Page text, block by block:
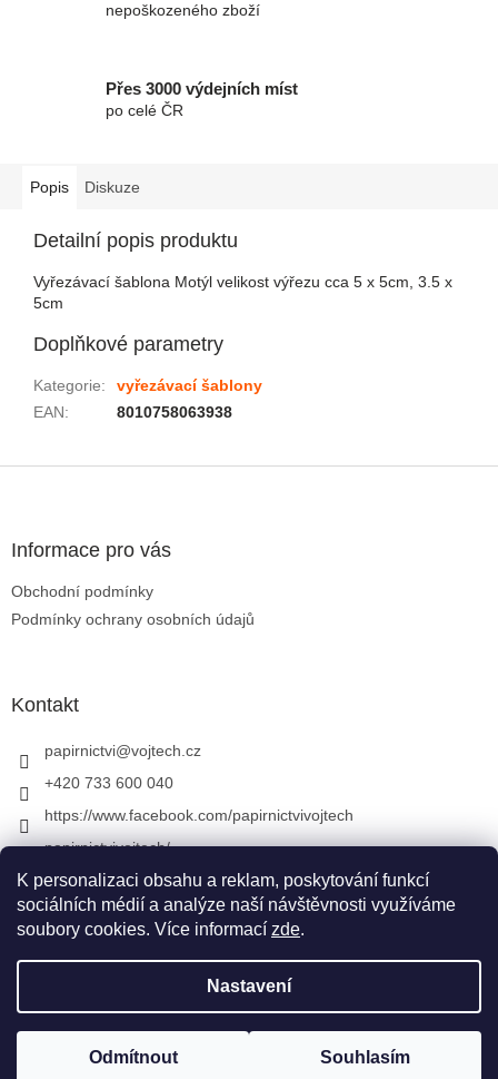
K personalizaci obsahu a reklam, poskytování funkcí
sociálních médií a analýze naší návštěvnosti využíváme
soubory cookies. Více informací zde.
Nastavení
Odmítnout Souhlasím
nepoškozeného zboží
Přes 3000 výdejních míst
po celé ČR
Popis Diskuze
Detailní popis produktu
Vyřezávací šablona Motýl velikost výřezu cca 5 x 5cm, 3.5 x
5cm
Doplňkové parametry
Kategorie:
vyřezávací šablony
EAN: 8010758063938
Informace pro vás
Obchodní podmínky
Podmínky ochrany osobních údajů
Kontakt
papirnictvi@vojtech.cz
+420 733 600 040
https://www.facebook.com/papirnictvivojtech
papirnictvivojtech/
+420 733 600 040
Vytvořil Shoptet&
Papírnictví VojTech
vyhrazena.
Upravit nastavení cookies